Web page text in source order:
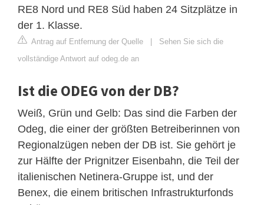
RE8 Nord und RE8 Süd haben 24 Sitzplätze in
der 1. Klasse.
Antrag auf Entfernung der Quelle | Sehen Sie sich die
vollständige Antwort auf odeg.de an
Ist die ODEG von der DB?
Weiß, Grün und Gelb: Das sind die Farben der
Odeg, die einer der größten Betreiberinnen von
Regionalzügen neben der DB ist. Sie gehört je
zur Hälfte der Prignitzer Eisenbahn, die Teil der
italienischen Netinera-Gruppe ist, und der
Benex, die einem britischen Infrastrukturfonds